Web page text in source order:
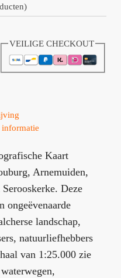
VEILIGE CHECKOUT
Kaart
Arnemuiden,
Deze
ongeëvenaarde
landschap,
natuurliefhebbers
van 1:25.000 zie